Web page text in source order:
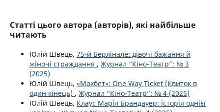
Статті цього автора (авторів), які найбільше
читають
Юлій Швець, 75-й Берлінале: дівочі бажання й
жіночі страждання , Журнал “Кіно-Театр”: № 3
(2025)
Юлій Швець, «Макбет»: One Way Ticket (Квиток в
один кінець) , Журнал “Кіно-Театр”: № 4 (2025)
Юлій Швець, Клаус Марія Брандауер: історія однієї